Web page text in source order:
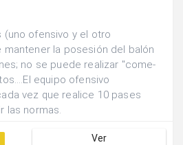
(uno ofensivo y el otro
la posesión del balón
no se puede realizar "come-
equipo ofensivo
vez que realice 10 pases
las normas.
Ver